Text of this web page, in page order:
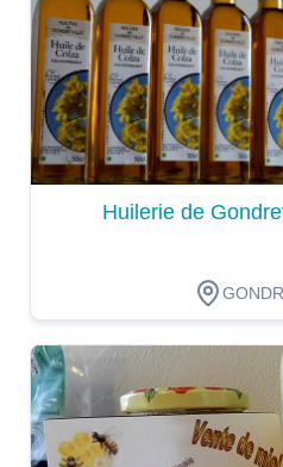
Huilerie de
Dégustation